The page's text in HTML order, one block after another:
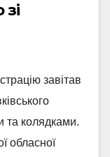
завітав
та колядками.
обласної